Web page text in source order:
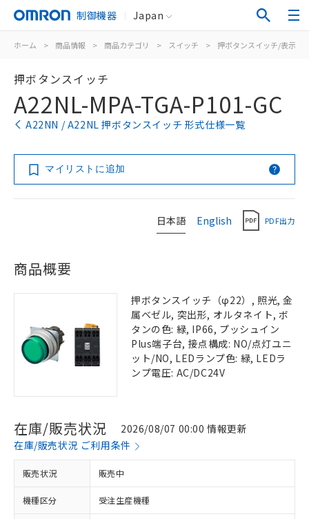
制御機器 Japan
ホーム > 商品情報 > 商品カテゴリ > スイッチ > 押ボタンスイッチ/表示灯
押ボタンスイッチ
A22NL-MPA-TGA-P101-GC
A22NN / A22NL 押ボタンスイッチ 形式仕様一覧
マイリストに追加
日本語 English PDF出力
商品概要
押ボタンスイッチ（φ22）, 照光, 金
属ベゼル, 突出形, オルタネイト, ボ
タンの色: 緑, IP66, プッシュイン
Plus端子台, 接点構成: NO/点灯ユニ
ット/NO, LEDランプ色: 緑, LEDラ
ンプ電圧: AC/DC24V
在庫/販売状況
2026/08/07 00:00 情報更新
在庫/販売状況 ご利用条件
販売状況 販売中
機種区分 受注生産機種